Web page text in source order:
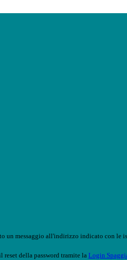
un messaggio all'indirizzo indicato con le
reset della password tramite la Login